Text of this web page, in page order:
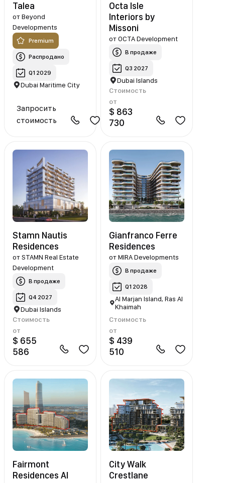
Talea
отBeyond
Developments
Premium
Распродано
Q1 2029
Dubai Maritime City
Запросить
стоимость
Octa Isle
Interiors by
Missoni
отOCTA Development
В продаже
Q3 2027
Dubai Islands
Стоимость
от
$ 863
730
Stamn Nautis
Residences
отSTAMN Real Estate
Development
В продаже
Q4 2027
Dubai Islands
Стоимость
от
$ 655
586
Gianfranco Ferre
Residences
отMIRA Developments
В продаже
Q1 2028
Al Marjan Island, Ras Al
Khaimah
Стоимость
от
$ 439
510
Fairmont
Residences Al
City Walk
Crestlane